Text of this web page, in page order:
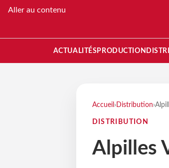
Aller au contenu
ACTUALITÉS PRODUCTION
Accueil › Distribution›
DISTRIBUTION
Alpilles